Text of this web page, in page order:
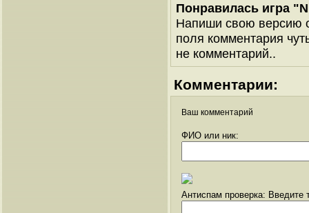
Понравилась игра
Напиши свою версию
поля комментария
не комментарий..
Комментарии:
Ваш комментарий
ФИО или ник:
Антиспам проверка: Введите